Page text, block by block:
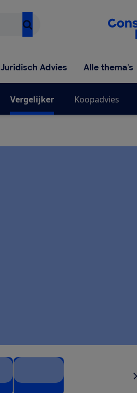
Juridisch Advies Alle thema's
Vergelijker Koopadvies